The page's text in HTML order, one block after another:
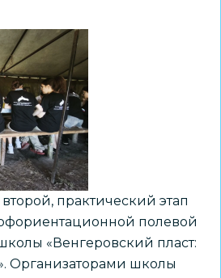
практический этап
полевой
«Венгеровский пласт:
Организаторами школы